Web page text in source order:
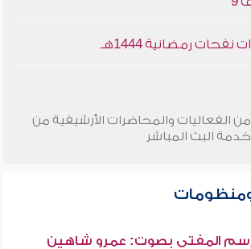
رمضانية 1444هـ
من الفعاليات والمحاضرات الأرشيفية من
خدمة البث المباشر
المفتي بصوت: عمرو شاهين